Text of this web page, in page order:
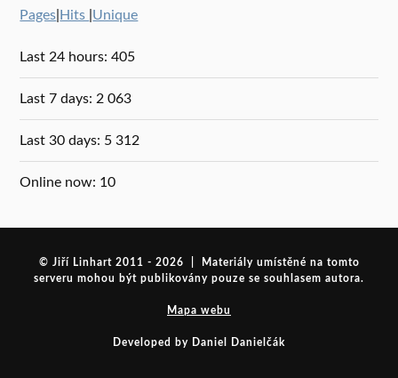
Pages Hits Unique
Last 24 hours:405
Last 7 days: 2 063
Last 30 days: 5 312
Online now: 10
© Jiří Linhart 2011 - 2026 | Materiály umístěné na tomto
serveru mohou být publikovány pouze se souhlasem autora.
Mapa webu
Developed by Daniel Danielčák